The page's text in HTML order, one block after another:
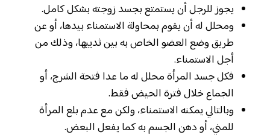
يجوز للرجل أن يستمتع بجسد زوجته بشكل كامل.
ومحلل له أن يقوم بمحاولة الاستمناء بيدها، أو عن
طريق وضع العضو الخاص به بين ثدييها، وذلك من
أجل الاستمناء.
فكل جسد المرأة محلل له ما عدا فتحة الشرج، أو
الجماع خلال فترة الحيض فقط.
وبالتالي يمكنه الاستمناء، ولكن مع عدم بلع المرأة
للمني، أو دهن الجسم به كما يفعل البعض.